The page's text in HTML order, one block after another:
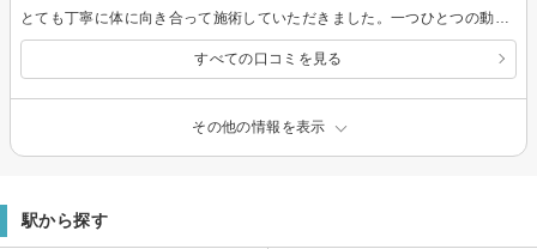
すべての口コミを見る
その他の情報を表示
駅から探す